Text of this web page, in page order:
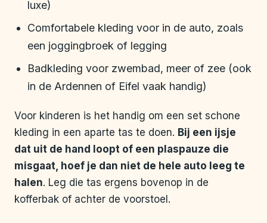
luxe)
Comfortabele kleding voor in de auto, zoals
een joggingbroek of legging
Badkleding voor zwembad, meer of zee (ook
in de Ardennen of Eifel vaak handig)
Voor kinderen is het handig om een set schone
kleding in een aparte tas te doen. Bij een ijsje
dat uit de hand loopt of een plaspauze die
misgaat, hoef je dan niet de hele auto leeg te
halen. Leg die tas ergens bovenop in de
kofferbak of achter de voorstoel.